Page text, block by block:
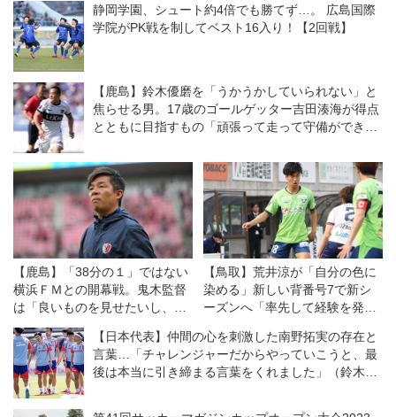
静岡学園、シュート約4倍でも勝てず…。 広島国際
学院がPK戦を制してベスト16入り！【2回戦】
【鹿島】鈴木優磨を「うかうかしていられない」と
焦らせる男。17歳のゴールゲッター吉田湊海が得点
とともに目指すもの「頑張って走って守備ができる
【鹿島】「38分の１」ではない
横浜ＦＭとの開幕戦。鬼木監督
は「良いものを見せたいし、決
勝戦のつもりで戦う」
【鳥取】荒井涼が「自分の色に
染める」新しい背番号7で新シ
ーズンへ「率先して経験を発揮
【日本代表】仲間の心を刺激した南野拓実の存在と
言葉…「チャレンジャーだからやっていこうと、最
後は本当に引き締まる言葉をくれました」（鈴木彩